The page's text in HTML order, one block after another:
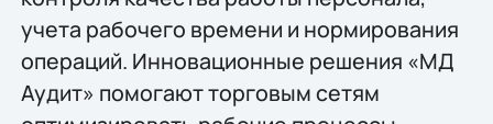
учета рабочего времени и нормирования
операций. Инновационные решения «МД
Аудит» помогают торговым сетям